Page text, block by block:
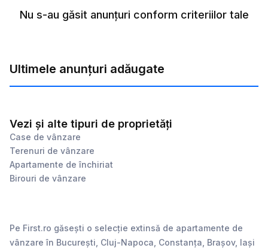
Nu s-au găsit anunțuri conform criteriilor tale
Ultimele anunțuri adăugate
Vezi și alte tipuri de proprietăți
Case de vânzare
Terenuri de vânzare
Apartamente de închiriat
Birouri de vânzare
Pe First.ro găsești o selecție extinsă de apartamente de
vânzare în București, Cluj-Napoca, Constanța, Brașov, Iași